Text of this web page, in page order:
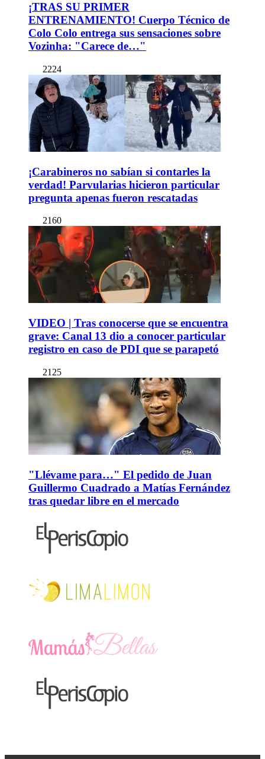
¡TRAS SU PRIMER
ENTRENAMIENTO! Cuerpo Técnico de
Colo Colo entrega sus sensaciones sobre
Vozinha: "Carece de…"
2224
¡Carabineros no sabían si contarles la
verdad! Parvularias hicieron particular
pregunta apenas fueron rescatadas
2160
VIDEO | Tras conocerse que se encuentra
grave: Canal 13 dio a conocer particular
registro en caso de PDI que se parapetó
2125
"Llévame para…" El pedido de Juan
Guillermo Cuadrado a Matías Fernández
tras quedar libre en el mercado